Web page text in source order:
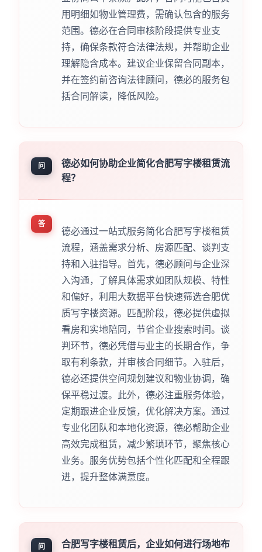
用明细如物业管理费，需确认包含的服务
范围。德必在合同审核阶段提供专业支
持，确保条款符合法律法规，并帮助企业
理解隐含成本。建议企业保留合同副本，
并在签约前咨询法律顾问，德必的服务包
括合同解读，降低风险。
问
德必如何协助企业简化合肥写字楼租赁流
程？
答
德必通过一站式服务简化合肥写字楼租赁
流程，涵盖需求分析、房源匹配、谈判支
持和入驻指导。首先，德必顾问与企业深
入沟通，了解具体需求如团队规模、特性
和偏好，利用大数据平台快速筛选合肥优
质写字楼资源。匹配阶段，德必提供虚拟
看房和实地陪同，节省企业搜索时间。谈
判环节，德必凭借与业主的长期合作，争
取有利条款，并审核合同细节。入驻后，
德必还提供空间规划建议和物业协调，确
保平稳过渡。此外，德必注重服务体验，
定期跟进企业反馈，优化解决方案。通过
专业化团队和本地化资源，德必帮助企业
高效完成租赁，减少繁琐环节，聚焦核心
业务。服务优势包括个性化匹配和全程跟
进，提升整体满意度。
问
合肥写字楼租赁后，企业如何进行场地布